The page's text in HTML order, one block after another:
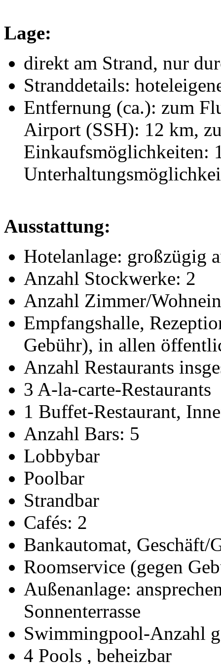
Lage:
direkt am Strand, nur
Stranddetails:
Entfernung (ca.): zum
Airport (SSH): 12 km,
Einkaufsmöglichkeiten:
Ausstattung:
Hotelanlage: großzügig
Anzahl Stockwerke: 2
Anzahl Zimmer/
Empfangshalle,
Gebühr), in allen
Anzahl Restaurants
3 A-la-carte-Restaurants
1 Buffet-Restaurant,
Anzahl Bars: 5
Lobbybar
Poolbar
Strandbar
Cafés: 2
Bankautomat, Geschäft/
Roomservice (gegen
Außenanlage:
Sonnenterrasse
Swimmingpool-Anzahl
4 Pools , beheizbar